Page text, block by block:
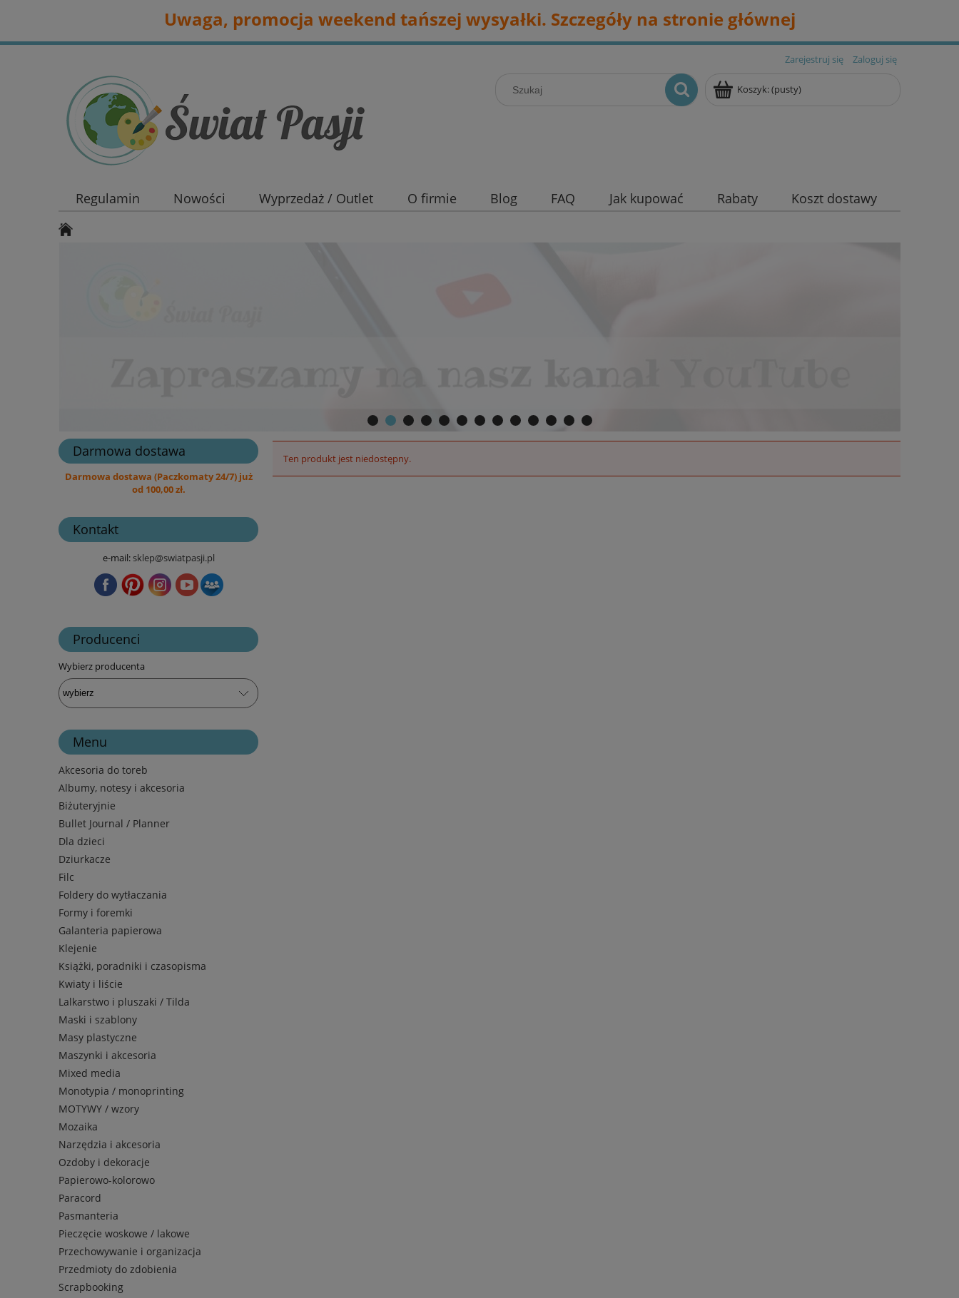
Uwaga, promocja weekend tańszej wysyałki. Szczegóły na stronie głównej
Zarejestruj się Zaloguj się
Koszyk:(pusty)
Regulamin Nowości Wyprzedaż / Outlet O firmie Blog FAQ Jak kupować Rabaty Koszt dostawy
Darmowa dostawa
Darmowa dostawa (Paczkomaty 24/7) już
od 100,00 zł.
Kontakt
e-mail:sklep@swiatpasji.pl
Producenci
Wybierz producenta
Menu
Akcesoria do toreb
Albumy, notesy i akcesoria
Biżuteryjnie
Bullet Journal / Planner
Dla dzieci
Dziurkacze
Filc
Foldery do wytłaczania
Formy i foremki
Galanteria papierowa
Klejenie
Książki, poradniki i czasopisma
Kwiaty i liście
Lalkarstwo i pluszaki / Tilda
Maski i szablony
Masy plastyczne
Maszynki i akcesoria
Mixed media
Monotypia / monoprinting
MOTYWY / wzory
Mozaika
Narzędzia i akcesoria
Ozdoby i dekoracje
Papierowo-kolorowo
Paracord
Pasmanteria
Pieczęcie woskowe / lakowe
Przechowywanie i organizacja
Przedmioty do zdobienia
Scrapbooking
Ten produkt jest niedostępny.